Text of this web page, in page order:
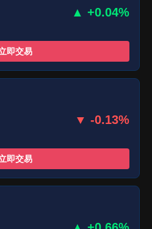
▲ +0.04%
即交易
▼ -0.13%
即交易